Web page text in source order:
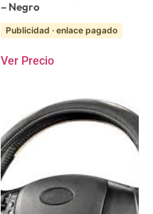
– Negro
Publicidad · enlace pagado
Ver Precio